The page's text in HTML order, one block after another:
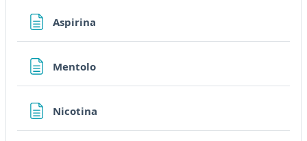
Aspirina
MentoloPage
Nicotina